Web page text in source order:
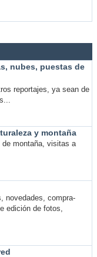
nubes, puestas de
reportajes, ya sean de
y montaña
montaña, visitas a
novedades, compra-
edición de fotos,